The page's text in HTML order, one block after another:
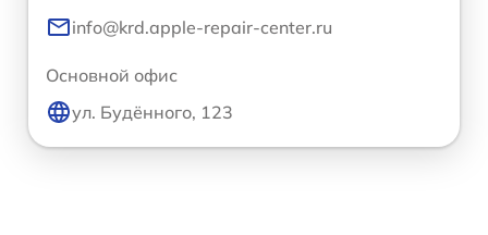
info@krd.apple-repair-center.ru
Основной офис
ул. Будённого, 123